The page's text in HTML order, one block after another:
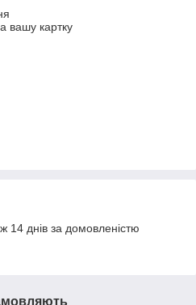
вашу картку
14 днів за домовленістю